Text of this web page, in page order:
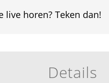
live horen? Teken dan!
Details